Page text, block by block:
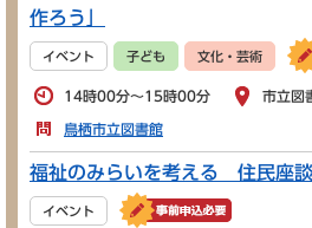
作ろう」
イベント 子ども 文化・芸術
14時00分～15時00分 市立図
鳥栖市立図書館
福祉のみらいを考える 住民座
イベント